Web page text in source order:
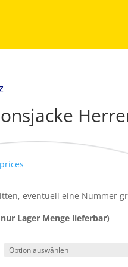
eventuell eine Nummer
Lager Menge lieferbar)